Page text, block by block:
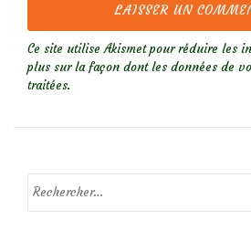
Ce site utilise Akismet pour réduire les
plus sur la façon dont les données de
traitées.